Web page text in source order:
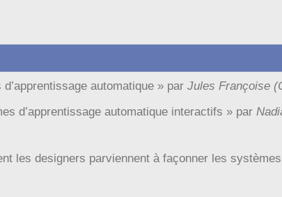
automatique » par Jules Françoise
d’apprentissage automatique interactifs » par
les designers parviennent à façonner les